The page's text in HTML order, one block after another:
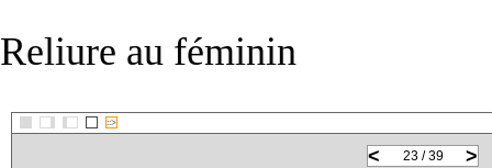
Reliure au féminin
::>
< >
23 / 39